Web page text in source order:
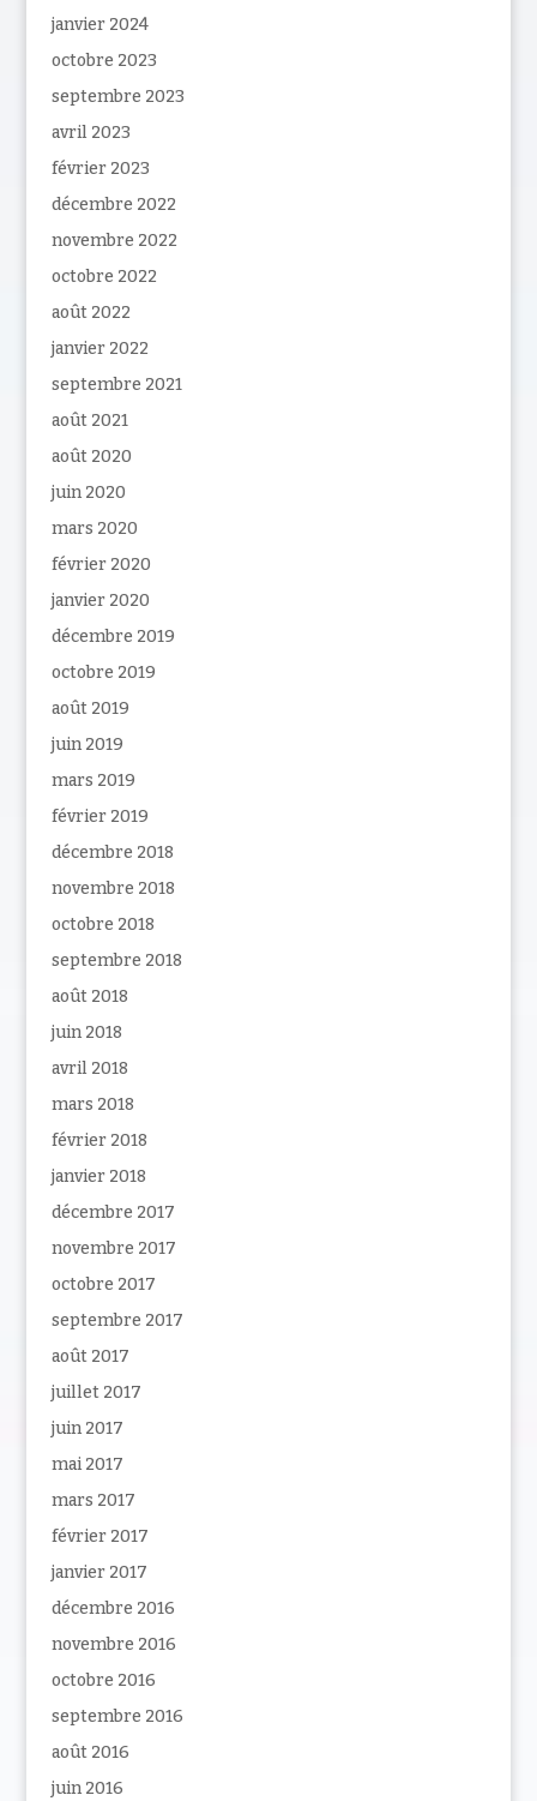
janvier 2024
octobre 2023
septembre 2023
avril 2023
février 2023
décembre 2022
novembre 2022
octobre 2022
août 2022
janvier 2022
septembre 2021
août 2021
août 2020
juin 2020
mars 2020
février 2020
janvier 2020
décembre 2019
octobre 2019
août 2019
juin 2019
mars 2019
février 2019
décembre 2018
novembre 2018
octobre 2018
septembre 2018
août 2018
juin 2018
avril 2018
mars 2018
février 2018
janvier 2018
décembre 2017
novembre 2017
octobre 2017
septembre 2017
août 2017
juillet 2017
juin 2017
mai 2017
mars 2017
février 2017
janvier 2017
décembre 2016
novembre 2016
octobre 2016
septembre 2016
août 2016
juin 2016